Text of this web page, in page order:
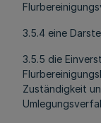
3.5.4 eine
3.5.5 die
Zuständigkeit